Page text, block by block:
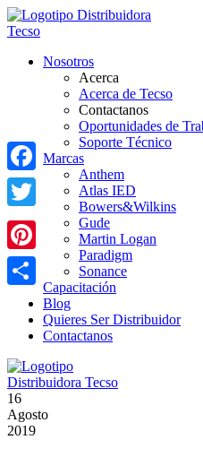
Nosotros
Acerca
Acerca de Tecso
Contactanos
Oportunidades de
Soporte Técnico
Marcas
Anthem
Atlas IED
Bowers&Wilkins
Gude
Martin Logan
Paradigm
Sonance
Capacitación
Blog
Quieres Ser Distribuidor
Contactanos
16
Agosto
2019
Facebook
Twitter
Pinterest
Share